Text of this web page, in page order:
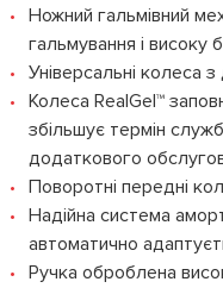
Ножний гальмівний
гальмування і високу
Універсальні колеса
Колеса RealGel™
збільшує термін
додаткового
Поворотні передні
Надійна система
автоматично
Ручка оброблена